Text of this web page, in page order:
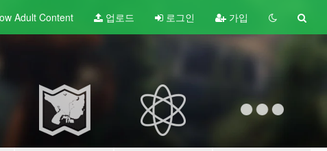
AdultContent 업로드 로그인 가입